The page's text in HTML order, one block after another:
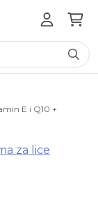
E i Q10 +